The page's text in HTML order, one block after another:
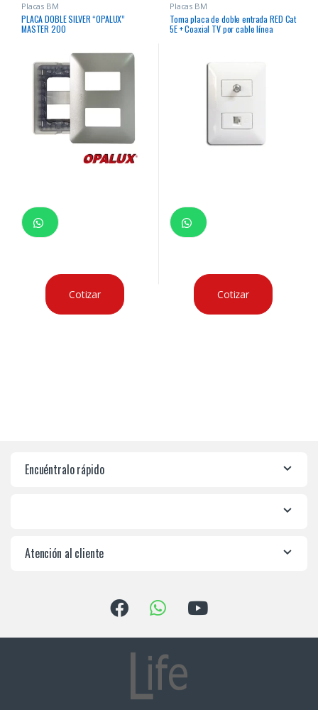
Placas BM
PLACA DOBLE SILVER “OPALUX”
MASTER 200
Cotizar
Placas BM
Toma placa de doble entrada RED Cat
5E + Coaxial TV por cable línea
Cotizar
Encuéntralo rápido
Atención al cliente